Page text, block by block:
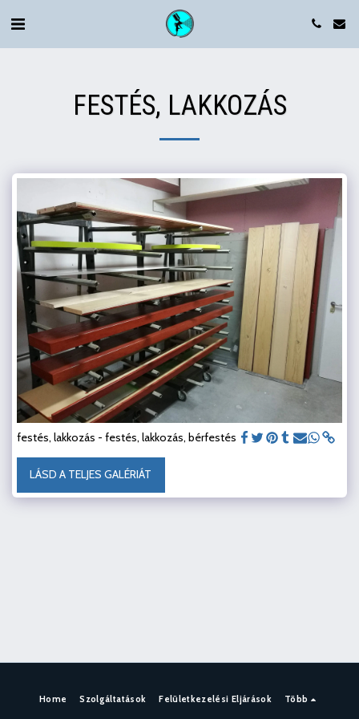
FESTÉS, LAKKOZÁS
festés, lakkozás - festés, lakkozás, bérfestés
LÁSD A TELJES GALÉRIÁT
Home Szolgáltatások Felületkezelési Eljárások Több